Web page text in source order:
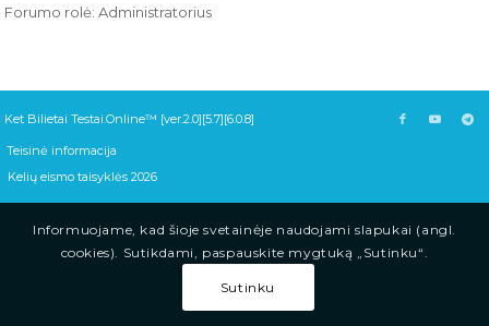
Forumo rolė: Administratorius
Ket Bilietai Testai.Online™ [ver.2.0][5.7][6.0.8]
Teisinė informacija
Kelių eismo taisyklės 2026
Informuojame, kad šioje svetainėje naudojami slapukai (angl.
cookies). Sutikdami, paspauskite mygtuką „Sutinku“.
Sutinku